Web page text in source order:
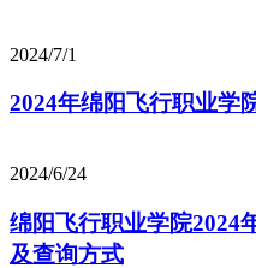
2024/7/1
2024年绵阳飞行职业学
2024/6/24
绵阳飞行职业学院2024
及查询方式